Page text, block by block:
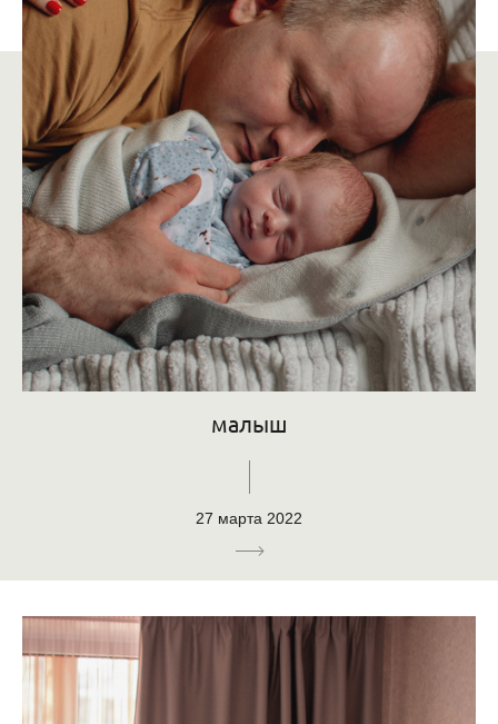
малыш
27 марта 2022